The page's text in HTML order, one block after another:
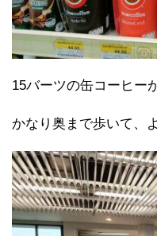
15バーツの缶コーヒー
かなり奥まで歩いて、